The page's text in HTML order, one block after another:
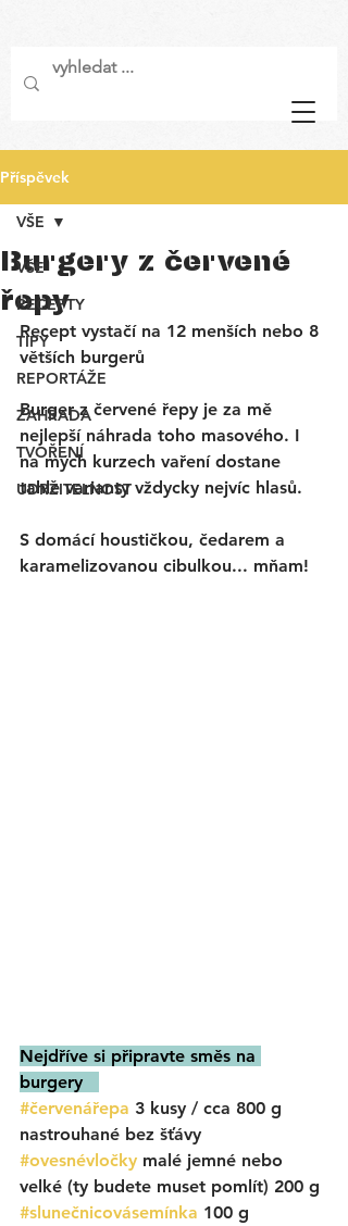
Příspěvek
VŠE
RECEPTY
TIPY
REPORTÁŽE
ZAHRADA
TVOŘENÍ
UDRŽITELNOST
VŠE
Burgery z červené
řepy
Recept vystačí na 12 menších nebo 8
větších burgerů
Burger z červené řepy je za mě
nejlepší náhrada toho masového. I
na mých kurzech vaření dostane
tahle varianty vždycky nejvíc hlasů.
S domácí houstičkou, čedarem a
karamelizovanou cibulkou... mňam!
Nejdříve si připravte směs na
burgery
#červenářepa 3 kusy / cca 800 g
nastrouhané bez šťávy
#ovesnévločky malé jemné nebo
velké (ty budete muset pomlít) 200 g
#slunečnicovásemínka 100 g